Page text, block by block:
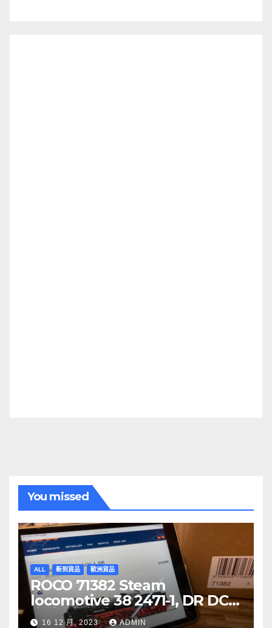
You missed
ALL 新到貨品 歐洲貨品
ROCO 71382 Steam
locomotive 38 2471-1, DR DCC
音效噴煙機車
16 12 月, 2023 ADMIN